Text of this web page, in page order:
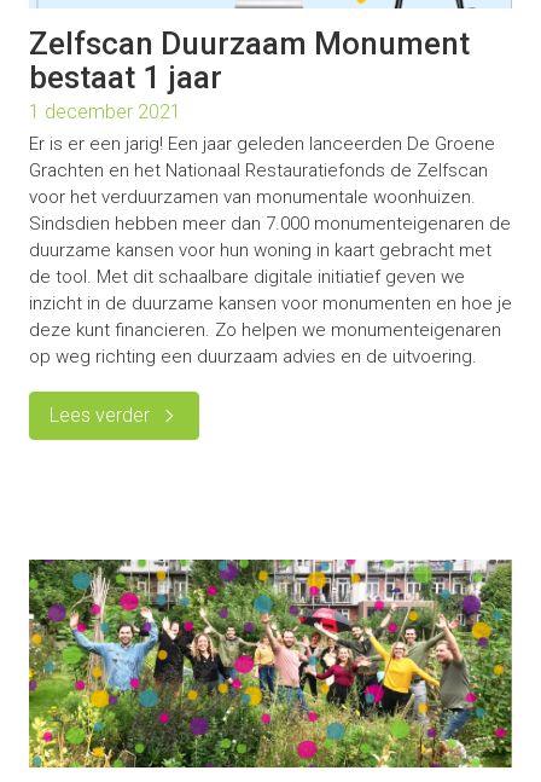
Zelfscan Duurzaam Monument
bestaat 1 jaar
1 december 2021
Er is er een jarig! Een jaar geleden lanceerden De Groene
Grachten en het Nationaal Restauratiefonds de Zelfscan
voor het verduurzamen van monumentale woonhuizen.
Sindsdien hebben meer dan 7.000 monumenteigenaren de
duurzame kansen voor hun woning in kaart gebracht met
de tool. Met dit schaalbare digitale initiatief geven we
inzicht in de duurzame kansen voor monumenten en hoe je
deze kunt financieren. Zo helpen we monumenteigenaren
op weg richting een duurzaam advies en de uitvoering.
Lees verder